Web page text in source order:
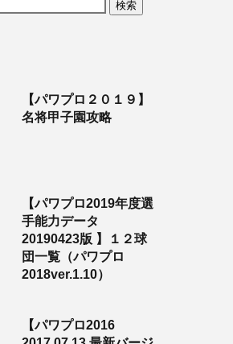
【パワプロ２０１９】
名将甲子園攻略
【パワプロ2019年度選
手能力データ
20190423版 】１２球
団一覧（パワプロ
2018ver.1.10）
【パワプロ2016